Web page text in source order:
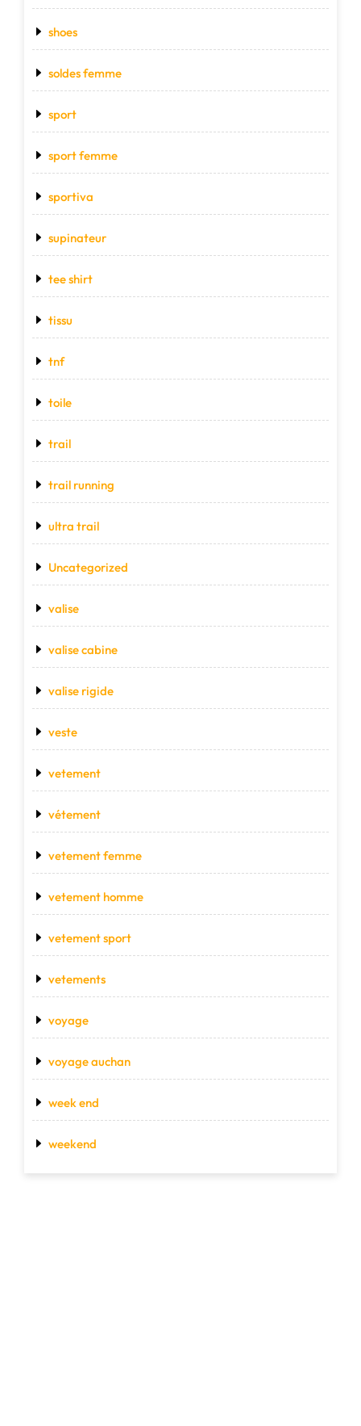
shoes
soldes femme
sport
sport femme
sportiva
supinateur
tee shirt
tissu
tnf
toile
trail
trail running
ultra trail
Uncategorized
valise
valise cabine
valise rigide
veste
vetement
vétement
vetement femme
vetement homme
vetement sport
vetements
voyage
voyage auchan
week end
weekend